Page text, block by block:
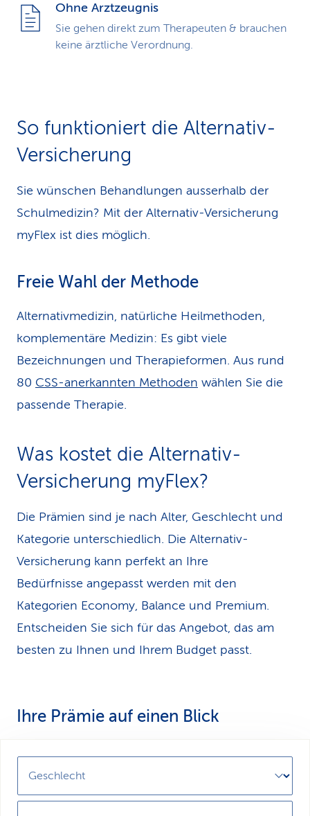
Ohne Arztzeugnis
Sie gehen direkt zum Therapeuten & brauchen
keine ärztliche Verordnung.
So funktioniert die Alternativ-
Versicherung
Sie wünschen Behandlungen ausserhalb der
Schulmedizin? Mit der Alternativ-Versicherung
myFlex ist dies möglich.
Freie Wahl der Methode
Alternativmedizin, natürliche Heilmethoden,
komplementäre Medizin: Es gibt viele
Bezeichnungen und Therapieformen. Aus rund
80 CSS-anerkannten Methoden wählen Sie die
passende Therapie.
Was kostet die Alternativ-
Versicherung myFlex?
Die Prämien sind je nach Alter, Geschlecht und
Kategorie unterschiedlich. Die Alternativ-
Versicherung kann perfekt an Ihre
Bedürfnisse angepasst werden mit den
Kategorien Economy, Balance und Premium.
Entscheiden Sie sich für das Angebot, das am
besten zu Ihnen und Ihrem Budget passt.
Ihre Prämie auf einen Blick
Geschlecht